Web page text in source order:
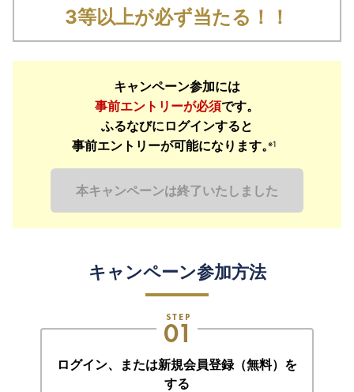
3等以上が必ず当たる！！
キャンペーン参加には
事前エントリーが必須です。
ふるなびにログインすると
事前エントリーが可能になります。
※1
本キャンペーンは終了いたしました
キャンペーン参加方法
ログイン、または新規会員登録（無料）を
する